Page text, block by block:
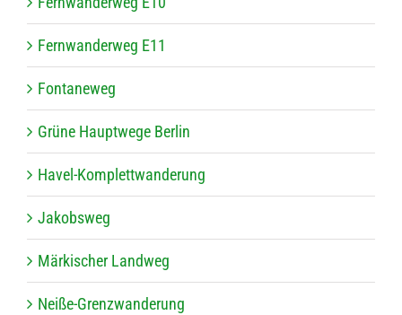
Fern­wan­der­weg E11
Fon­ta­ne­weg
Grüne Haupt­wege Berlin
Havel-Kom­plett­wan­de­rung
Jakobs­weg
Mär­ki­scher Landweg
Neiße-Grenz­wan­de­rung